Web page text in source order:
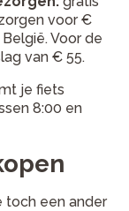
voor€
België. Voor de
van € 55.
je fiets
8:00 en
toch een ander